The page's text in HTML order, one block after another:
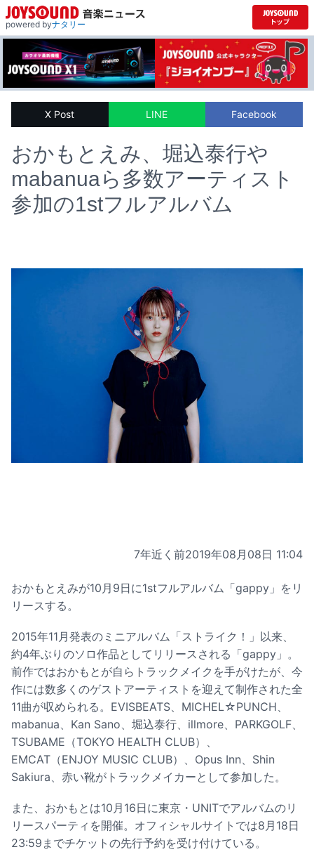
powered byナタリー
X Post LINE Facebook
おかもとえみ、堀込泰行や
mabanuaら多数アーティスト
参加の1stフルアルバム
7年近く前2019年08月08日 11:04
おかもとえみが10月9日に1stフルアルバム「gappy」をリ
リースする。
2015年11月発表のミニアルバム「ストライク！」以来、
約4年ぶりのソロ作品としてリリースされる「gappy」。
前作ではおかもとが自らトラックメイクを手がけたが、今
作には数多くのゲストアーティストを迎えて制作された全
11曲が収められる。EVISBEATS、MICHEL☆PUNCH、
mabanua、Kan Sano、堀込泰行、illmore、PARKGOLF、
TSUBAME（TOKYO HEALTH CLUB）、
EMCAT（ENJOY MUSIC CLUB）、Opus Inn、Shin
Sakiura、赤い靴がトラックメイカーとして参加した。
また、おかもとは10月16日に東京・UNITでアルバムのリ
リースパーティを開催。オフィシャルサイトでは8月18日
23:59までチケットの先行予約を受け付けている。